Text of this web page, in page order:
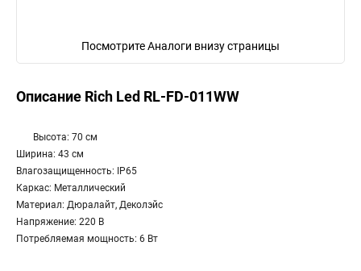
Посмотрите Аналоги внизу страницы
Описание Rich Led RL-FD-011WW
Высота: 70 см
Ширина: 43 см
Влагозащищенность: IP65
Каркас: Металлический
Материал: Дюралайт, Деколэйс
Напряжение: 220 В
Потребляемая мощность: 6 Вт